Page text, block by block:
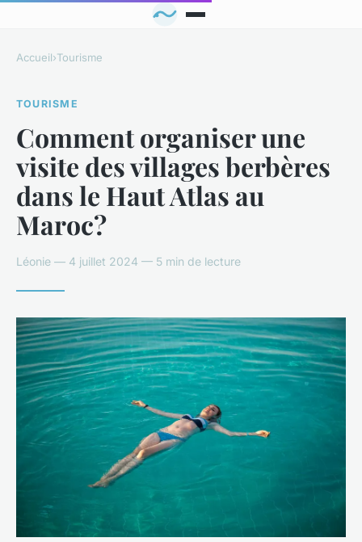
Accueil›Tourisme
TOURISME
Comment organiser une
visite des villages berbères
dans le Haut Atlas au
Maroc?
Léonie — 4 juillet 2024 — 5 min de lecture